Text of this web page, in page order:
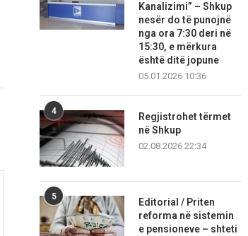
Kanalizimi” – Shkup
nesër do të punojnë
nga ora 7:30 deri në
15:30, e mërkura
është ditë jopune
05.01.2026 10:36
4
Regjistrohet tërmet
në Shkup
02.08.2026 22:34
5
Editorial / Priten
reforma në sistemin
e pensioneve – shteti